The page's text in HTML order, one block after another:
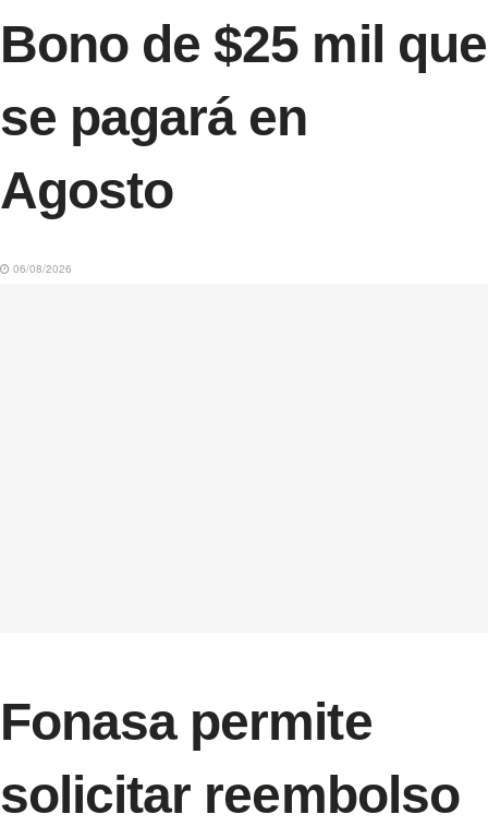
Bono de $25 mil que
se pagará en
Agosto
06/08/2026
Fonasa permite
solicitar reembolso